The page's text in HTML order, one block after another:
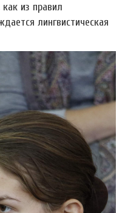
из правил
лингвистическая